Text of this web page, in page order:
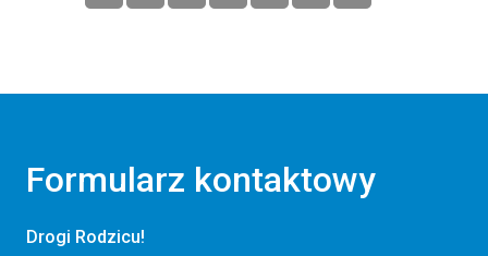
Formularz kontaktowy
Drogi Rodzicu!